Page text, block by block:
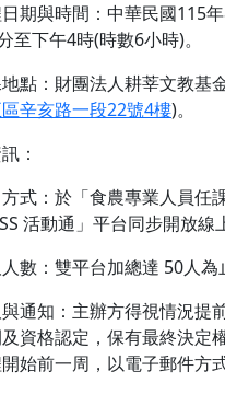
日期與時間：中華民國115
分至下午4時(時數6小時
地點：財團法人耕莘文教基
辛亥路一段22號4樓)。
：
方式：於「食農專業人員任
活動通」平台同步開放線
人數：雙平台加總達 50
與通知：主辦方得視情況提
資格認定，保有最終決定
始前一周，以電子郵件方式